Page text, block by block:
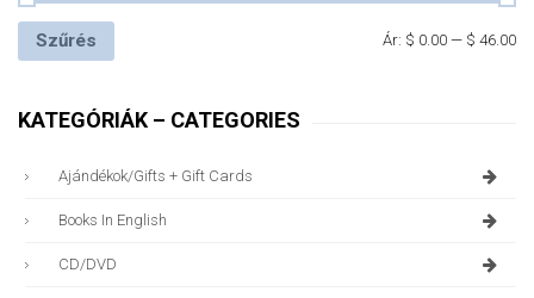
Szűrés Ár: $ 0.00 — $ 46.00
KATEGÓRIÁK – CATEGORIES
Ajándékok/gifts + Gift Cards
Books In English
CD/DVD